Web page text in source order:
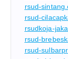
rsud-
rsud-
rsudkoja-
rsud-
rsud-